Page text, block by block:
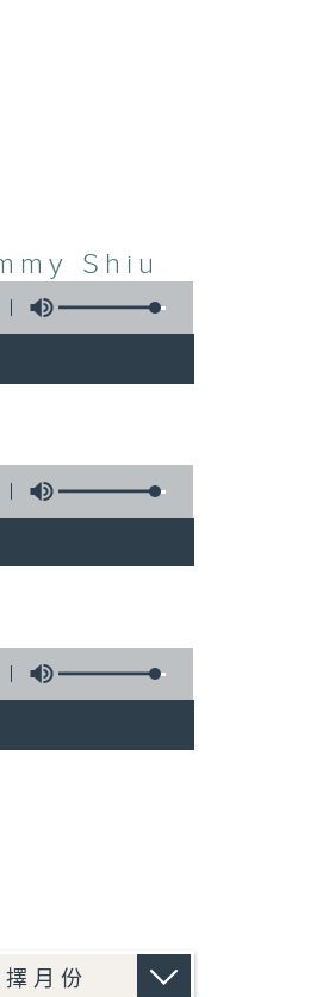
Shiu